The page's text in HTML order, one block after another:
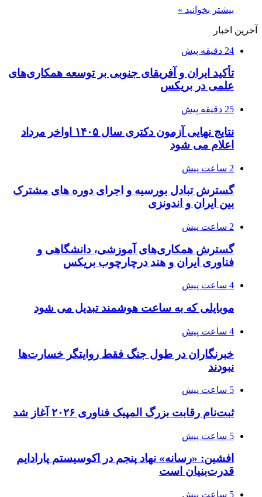
بیشتر بخوانید »
آخرین اخبار
24 دقیقه پیش
تأکید ایران و آفریقای جنوبی بر توسعه همکاری‌های
علمی در بریکس
25 دقیقه پیش
نتایج نهایی آزمون دکتری سال ۱۴۰۵ اواخر مرداد
اعلام می شود
2 ساعت پیش
گسترش تبادل بورسیه و اجرای دوره های مشترک
بین ایران و اندونزی
2 ساعت پیش
گسترش همکاری‌های آموزشی، دانشگاهی و
فناوری ایران و هند درچارچوب بریکس
4 ساعت پیش
موبایلی که به ساعت هوشمند تبدیل می شود
4 ساعت پیش
خبرنگاران در طول جنگ فقط روایتگر خسارت‌ها
نبودند
5 ساعت پیش
ثبت‌نام رقابت بزرگ المپیک فناوری ۲۰۲۶ آغاز شد
5 ساعت پیش
افشین: «رسانه» نهاد پنجم در اکوسیستم پارادایم
قدرت‌بنیان است
5 ساعت پیش